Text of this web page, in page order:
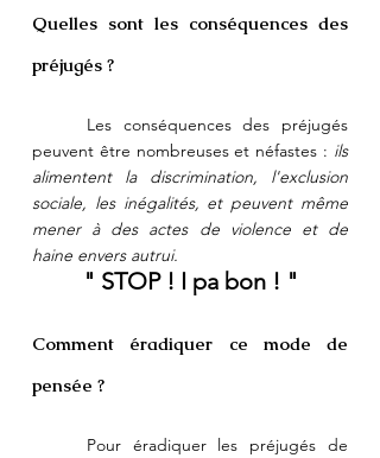
Quelles sont les conséquences des
préjugés ?
peuvent être nombreuses et néfastes : ils
alimentent la discrimination, l'exclusion
sociale, les inégalités, et peuvent même
mener à des actes de violence et de
haine envers autrui.
" STOP ! I pa bon ! "
Comment éradiquer ce mode de
pensée ?